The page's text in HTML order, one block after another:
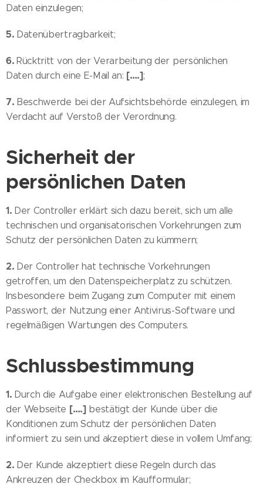
Daten einzulegen;
5. Datenübertragbarkeit;
6.Rücktritt von der Verarbeitung der persönlichen
Daten durch eine E-Mail an: [….];
7. Beschwerde bei der Aufsichtsbehörde einzulegen, im
Verdacht auf Verstoß der Verordnung.
Sicherheit der
persönlichen Daten
1. Der Controller erklärt sich dazu bereit, sich um alle
technischen und organisatorischen Vorkehrungen zum
Schutz der persönlichen Daten zu kümmern;
2. Der Controller hat technische Vorkehrungen
getroffen, um den Datenspeicherplatz zu schützen.
Insbesondere beim Zugang zum Computer mit einem
Passwort, der Nutzung einer Antivirus-Software und
regelmäßigen Wartungen des Computers.
Schlussbestimmung
1. Durch die Aufgabe einer elektronischen Bestellung auf
der Webseite [….]bestätigt der Kunde über die
Konditionen zum Schutz der persönlichen Daten
informiert zu sein und akzeptiert diese in vollem Umfang;
2. Der Kunde akzeptiert diese Regeln durch das
Ankreuzen der Checkbox im Kaufformular;